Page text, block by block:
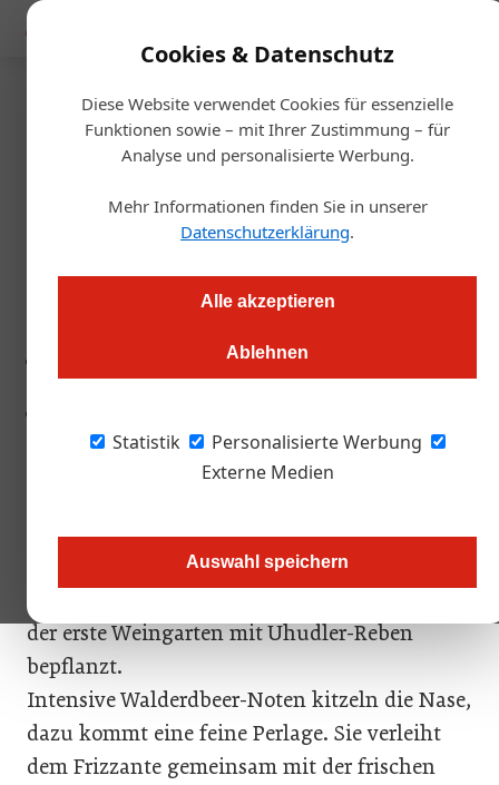
Cookies & Datenschutz
Diese Website verwendet Cookies für essenzielle
Funktionen sowie – mit Ihrer Zustimmung – für
Analyse und personalisierte Werbung.
Mehr Informationen finden Sie in unserer
Datenschutzerklärung.
Alle akzeptieren
Ablehnen
Statistik
Personalisierte Werbung
Externe Medien
Auswahl speichern
Startseite/Getränke
Roter Spritzer
06.07.2018, 09:37 Uhr
Zieger: Trink-Animo auf allen Linien bei diesem Perlwein
Aus einer konventionellen Landwirtschaft mit
Linde und Helmut Zieger sowie Sohn Martin
Mitte der 1990er-Jahre damit begonnen, sich
der erste Weingarten mit Uhudler-Reben
bepflanzt.
Intensive Walderdbeer-Noten kitzeln die Nase,
dazu kommt eine feine Perlage. Sie verleiht
dem Frizzante gemeinsam mit der frischen